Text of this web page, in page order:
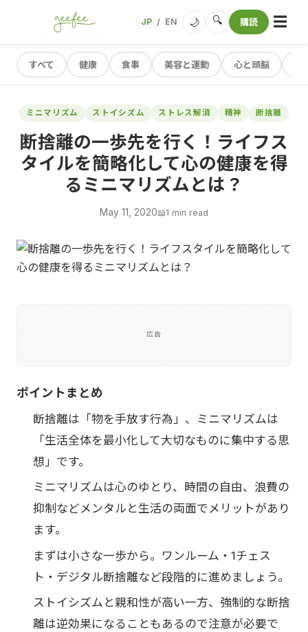
JP / EN 🌙 🔍 購読 ☰
すべて 健康 食事 美容と運動 心と頭脳
ミニマリズム ストイシズム ストレス解消 精神 断捨離
断捨離の一歩先を行く！ライフス
タイルを簡略化して心の健康を得
るミニマリズムとは？
May 11, 2020📖1 min read
広告
ポイントまとめ
断捨離は「物を手放す行為」、ミニマリズムは
「生活全体を最小化して大切なものに集中する思
想」です。
ミニマリズムは心のゆとり、時間の自由、浪費の
抑制などメンタルと生活の両面でメリットがあり
ます。
まずは小さな一歩から。ワンルーム・1チェス
ト・デジタル断捨離など段階的に進めましょう。
ストイシズムと親和性が高い一方、強制的な断捨
離は逆効果になることもあるので注意が必要で